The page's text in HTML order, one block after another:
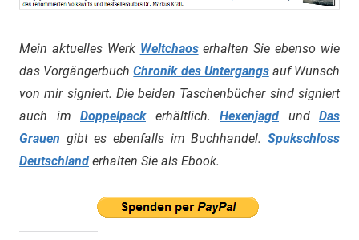
Mein aktuelles Werk Weltchaoserhalten Sie ebenso wie
das VorgängerbuchChronik des Untergangsauf Wunsch
von mir signiert. Die beiden Taschenbücher sind signiert
auch im Doppelpackerhältlich. Hexenjagd und Das
Grauen gibt es ebenfalls im Buchhandel. Spukschloss
Deutschland erhalten Sie als Ebook.